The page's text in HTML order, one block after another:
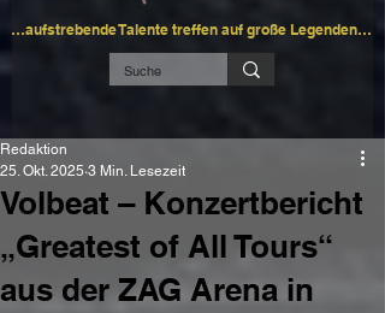
…aufstrebende Talente treffen auf große Legenden…
Volbeat – Konzertbericht
„Greatest of All Tours“
aus der ZAG Arena in
Redaktion
25. Okt. 2025 3 Min. Lesezeit